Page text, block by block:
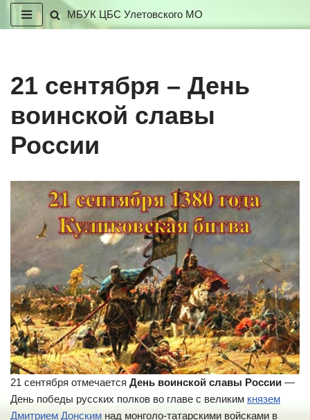
МБУК ЦБС Улетовского МО
21 сентября – День
воинской славы
России
21 сентября отмечается День воинской славы России —
День победы русских полков во главе с великим князем
Дмитрием Донским над монголо-татарскими войсками в